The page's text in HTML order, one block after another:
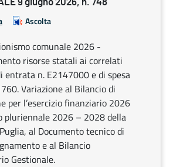
9 giugno 2026, n. 748
Ascolta
comunale 2026 -
risorse statali ai correlati
entrata n. E2147000 e di spesa
Variazione al Bilancio di
per l’esercizio finanziario 2026
pluriennale 2026 – 2028 della
al Documento tecnico di
e al Bilancio
Gestionale.